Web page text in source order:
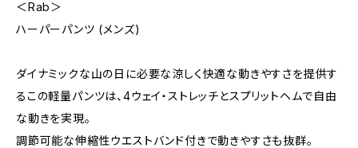
＜Rab＞
ハーパーパンツ (メンズ)
ダイナミックな山の日に必要な涼しく快適な動きやすさを提供す
るこの軽量パンツは、4ウェイ・ストレッチとスプリットヘムで自由
な動きを実現。
調節可能な伸縮性ウエストバンド付きで動きやすさも抜群。